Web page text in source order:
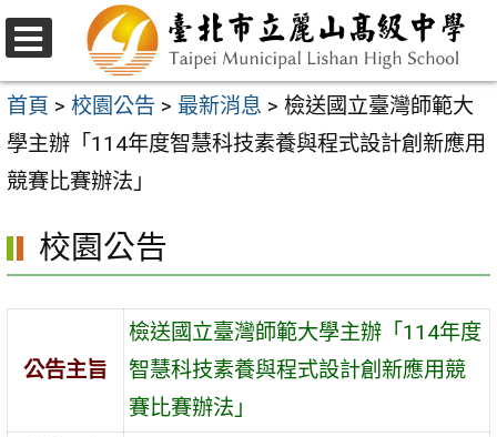
跳
至
主
要
內
區
選
單
首頁 > 校園公告 > 最新消息 > 檢送國立臺灣師範大
學主辦「114年度智慧科技素養與程式設計創新應用
競賽比賽辦法」
校園公告
公告主旨
檢送國立臺灣師範大學主辦「114年度
智慧科技素養與程式設計創新應用競
賽比賽辦法」